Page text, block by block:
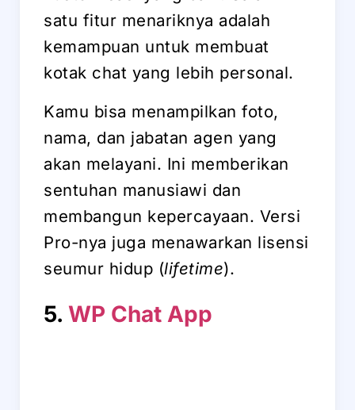
satu fitur menariknya adalah
kemampuan untuk membuat
kotak chat yang lebih personal.
Kamu bisa menampilkan foto,
nama, dan jabatan agen yang
akan melayani. Ini memberikan
sentuhan manusiawi dan
membangun kepercayaan. Versi
Pro-nya juga menawarkan lisensi
seumur hidup (lifetime).
5. WP Chat App